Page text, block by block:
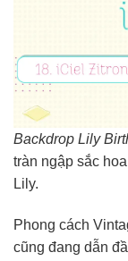
Backdrop Lily
tràn ngập sắc
Lily.
Phong cách
cũng đang dẫn